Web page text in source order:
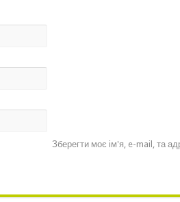
Зберегти моє ім'я, e-mail, та